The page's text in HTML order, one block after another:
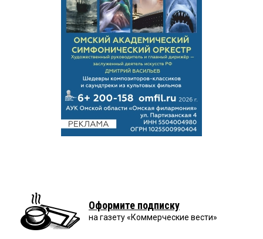
Оформите подписку
на газету «Коммерческие вести»